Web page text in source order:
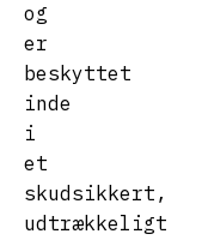
og
er
beskyttet
inde
i
et
skudsikkert,
udtrækkeligt